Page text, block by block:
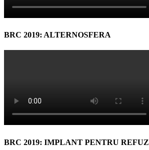
BRC 2019: ALTERNOSFERA
BRC 2019: IMPLANT PENTRU REFUZ